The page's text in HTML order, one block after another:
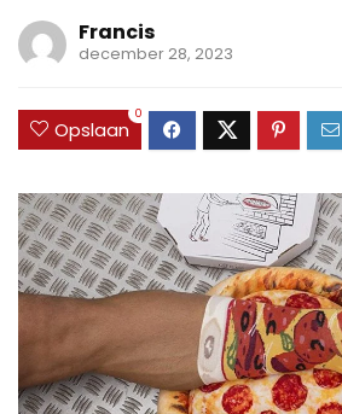
Francis
december 28, 2023
Opslaan
0